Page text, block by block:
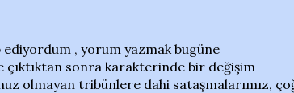
, yorum yazmak bugüne
çıktıktan sonra karakterinde bir değişim
olmayan tribünlere dahi sataşmalarımız,